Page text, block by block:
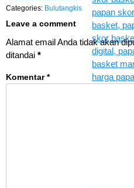
Categories: Bulutangkis
Leave a comment
Alamat email Anda tidak akan
ditandai *
Komentar *